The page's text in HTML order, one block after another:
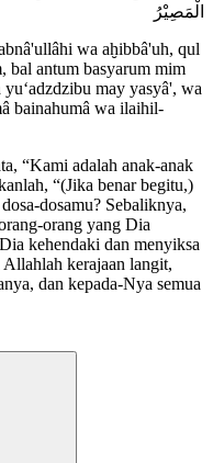
الْمَصِيْرُ
wa aḫibbâ'uh, qul
bal antum basyarum mim
may yasyâ', wa
bainahumâ wa ilaihil-
“Kami adalah anak-anak
“(Jika benar begitu,)
dosamu? Sebaliknya,
orang yang Dia
kehendaki dan menyiksa
kerajaan langit,
dan kepada-Nya semua